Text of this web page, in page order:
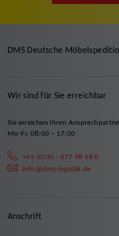
DMS Deutsche
Wir sind für Sie erreichbar
Sie erreichen Ihren
Mo-Fr. 08:00 – 17:00
+49 (0)30 - 677 98 68 0
info@dms-logistik.de
Anschrift